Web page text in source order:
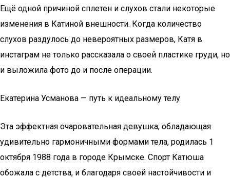
Ещё одной причиной сплетен и слухов стали некоторые
изменения в Катиной внешности. Когда количество
слухов раздулось до невероятных размеров, Катя в
инстаграм не только рассказала о своей пластике груди, но
и выложила фото до и после операции.
Екатерина Усманова — путь к идеальному телу
Эта эффектная очаровательная девушка, обладающая
удивительно гармоничными формами тела, родилась 1
октября 1988 года в городе Крымске. Спорт Катюша
обожала с детства, и благодаря своей настойчивости и